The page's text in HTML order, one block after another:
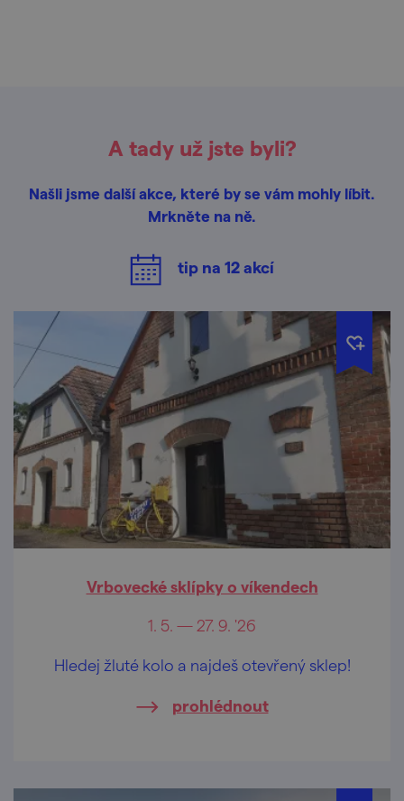
A tady už jste byli?
Našli jsme další akce, které by se vám mohly líbit.
Mrkněte na ně.
tip na 12akcí
Vrbovecké sklípky o víkendech
1. 5. — 27. 9. '26
Hledej žluté kolo a najdeš otevřený sklep!
prohlédnout